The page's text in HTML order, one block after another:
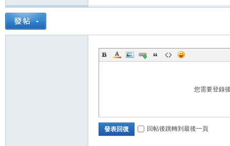
您需要登錄
發表回復 回帖後跳轉到最後一頁